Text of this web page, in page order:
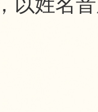
以姓名